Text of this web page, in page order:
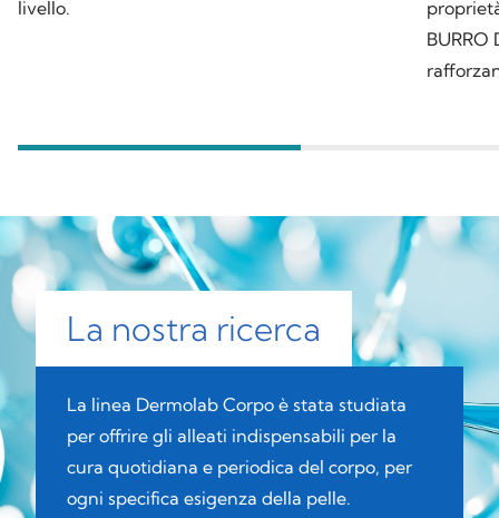
livello.
BURRO
La nostra ricerca
La linea Dermolab Corpo è stata studiata
per offrire gli alleati indispensabili per la
cura quotidiana e periodica del corpo, per
ogni specifica esigenza della pelle.